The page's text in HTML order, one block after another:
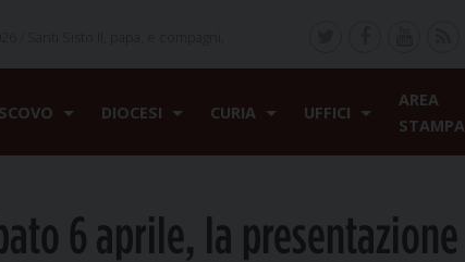
DIOCESI CURIA UFFICI
AREA
STAMPA
6 aprile, la presentazione